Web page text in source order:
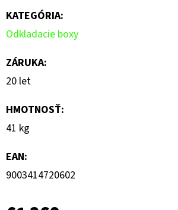
KATEGÓRIA:
Odkladacie boxy
ZÁRUKA:
20 let
HMOTNOSŤ:
41 kg
EAN:
9003414720602